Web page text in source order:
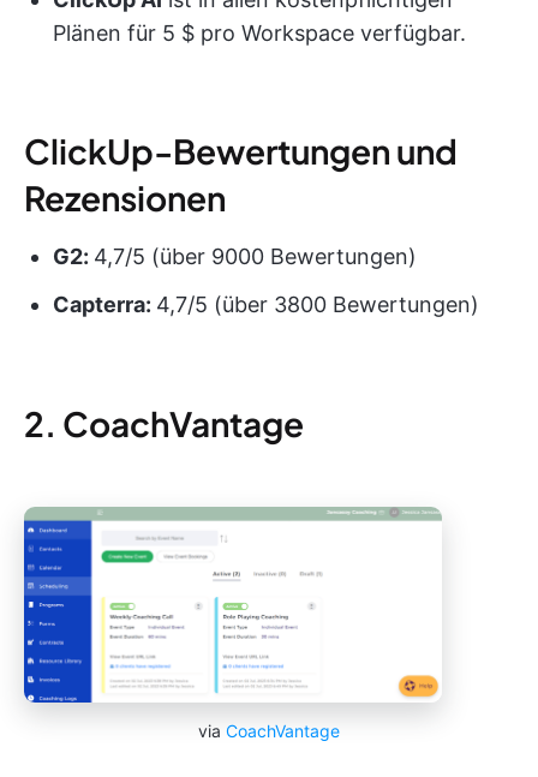
Plänen für 5 $ pro Workspace verfügbar.
ClickUp-Bewertungen und
Rezensionen
G2: 4,7/5 (über 9000 Bewertungen)
Capterra: 4,7/5 (über 3800 Bewertungen)
2. CoachVantage
via CoachVantage